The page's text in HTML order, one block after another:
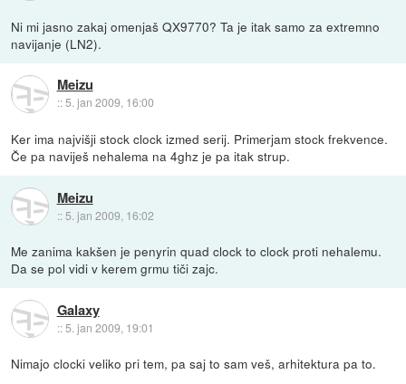
Ni mi jasno zakaj omenjaš QX9770? Ta je itak samo za extremno
navijanje (LN2).
Meizu
::5. jan 2009, 16:00
Ker ima najvišji stock clock izmed serij. Primerjam stock frekvence.
Če pa naviješ nehalema na 4ghz je pa itak strup.
Meizu
:: 5. jan 2009, 16:02
Me zanima kakšen je penyrin quad clock to clock proti nehalemu.
Da se pol vidi v kerem grmu tiči zajc.
Galaxy
::5. jan 2009, 19:01
Nimajo clocki veliko pri tem, pa saj to sam veš, arhitektura pa to.